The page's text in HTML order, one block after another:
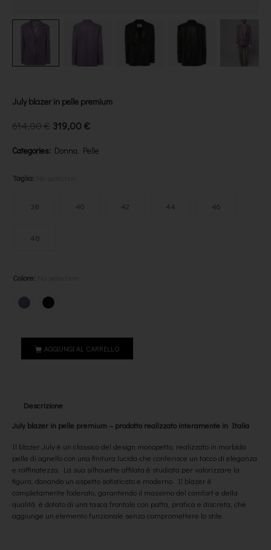
July blazer in pelle premium
614,00€ 319,00€
Categories: Donna, Pelle
Taglia:
38 40 42 44 46
48
Colore:
AGGIUNGI AL CARRELLO
Descrizione
July blazer in pelle premium – prodotto realizzato interamente in Italia
Il blazer July è un classico del design monopetto, realizzato in morbida
pelle di agnello con una finitura lucida che conferisce un tocco di eleganza
e raffinatezza. La sua silhouette affilata è studiata per valorizzare la
figura, donando un aspetto sofisticato e moderno. Il blazer è
completamente foderato, garantendo il massimo del comfort e della
qualità. è dotato di una tasca frontale con patta, pratica e discreta, che
aggiunge un elemento funzionale senza compromettere lo stile.